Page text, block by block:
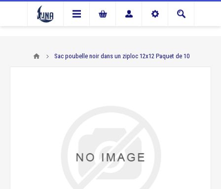
Sac poubelle noir dans un ziploc 12x12 Paquet de 10